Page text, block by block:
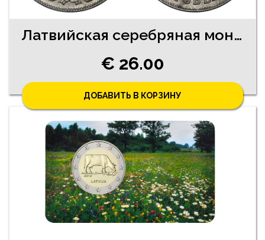
Латвийская серебряная монета 2 Lati 1925 года
€ 26.00
ДОБАВИТЬ В КОРЗИНУ